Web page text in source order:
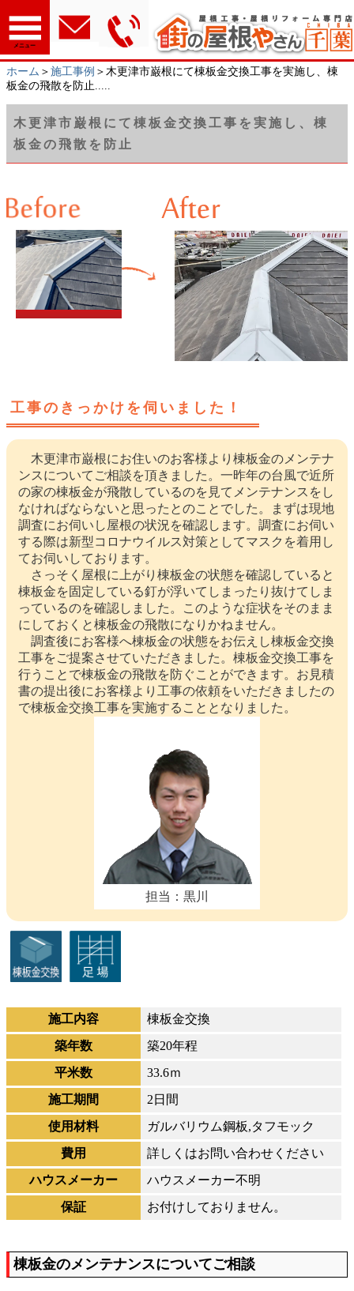
メニュー
ホーム ＞ 施工事例 ＞木更津市巌根にて棟板金交換工事を実施し、棟
板金の飛散を防止.....
木更津市巌根にて棟板金交換工事を実施し、棟
板金の飛散を防止
工事のきっかけを伺いました！
木更津市巌根にお住いのお客様より棟板金のメンテナ
ンスについてご相談を頂きました。一昨年の台風で近所
の家の棟板金が飛散しているのを見てメンテナンスをし
なければならないと思ったとのことでした。まずは現地
調査にお伺いし屋根の状況を確認します。調査にお伺い
する際は新型コロナウイルス対策としてマスクを着用し
てお伺いしております。
さっそく屋根に上がり棟板金の状態を確認していると
棟板金を固定している釘が浮いてしまったり抜けてしま
っているのを確認しました。このような症状をそのまま
にしておくと棟板金の飛散になりかねません。
調査後にお客様へ棟板金の状態をお伝えし棟板金交換
工事をご提案させていただきました。棟板金交換工事を
行うことで棟板金の飛散を防ぐことができます。お見積
書の提出後にお客様より工事の依頼をいただきましたの
で棟板金交換工事を実施することとなりました。
担当：黒川
施工内容
棟板金交換
築年数
築20年程
平米数
33.6ｍ
施工期間
2日間
使用材料
ガルバリウム鋼板,タフモック
費用
詳しくはお問い合わせください
ハウスメーカー
ハウスメーカー不明
保証
お付けしておりません。
棟板金のメンテナンスについてご相談